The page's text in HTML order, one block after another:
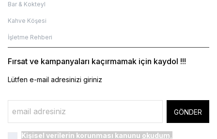
Bar & Kokteyl
Kahve Köşesi
İşletme Rehberi
Fırsat ve kampanyaları kaçırmamak için kaydol !!!
Lütfen e-mail adresinizi giriniz
GÖNDER
Kişisel verilerin korunması kanunu okudum,